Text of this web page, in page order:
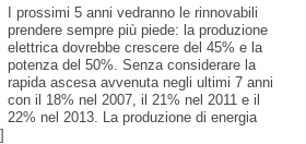
I prossimi 5 anni vedranno le rinnovabili
prendere sempre più piede: la produzione
elettrica dovrebbe crescere del 45% e la
potenza del 50%. Senza considerare la
rapida ascesa avvenuta negli ultimi 7 anni
con il 18% nel 2007, il 21% nel 2011 e il
22% nel 2013. La produzione di energia